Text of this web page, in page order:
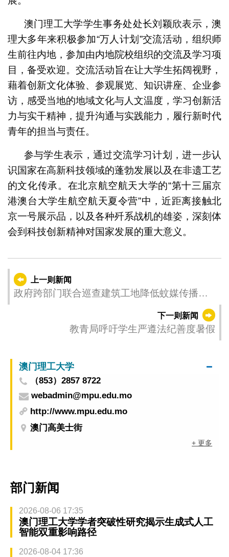
澳门理工大学学生事务处处长刘颖欣表示，澳
理大多年来积极参加“万人计划”交流活动，组织师
生前往内地，参加由内地院校组织的交流及学习项
目，备受欢迎。交流活动旨在让大学生拓阔视野，
藉着创新文化体验、参观展览、知识讲座、企业参
访，感受当地的地域文化与人文温度，学习创新活
力与实干精神，提升沟通与实践能力，履行新时代
青年的担当与责任。
参与学生表示，通过交流学习计划，进一步认
识国家在高新科技领域的蓬勃发展以及在非遗工艺
的文化传承。在北京航空航天大学的“第十三届京
港澳台大学生航空航天夏令营”中，近距离接触北
京一号展示品，以及各种歼系战机的雄姿，深刻体
会到科技创新精神对国家发展的重大意义。
上一则新闻
政府跨部门联合巡查建筑工地降低蚊媒传播疾
下一则新闻
教青局呼吁学生严遵法纪善度暑假
澳门理工大学
（853）2857 8722
webadmin@mpu.edu.mo
http://www.mpu.edu.mo
澳门高美士街
+ 更多
部门新闻
2026-08-06 17:35
澳门理工大学学者突破性研究揭示生成式人工
智能双重影响路径
2026-08-04 17:36